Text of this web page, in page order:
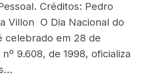
Créditos: Pedro
Villon O Dia Nacional do
celebrado em 28 de
9.608, de 1998, oficializa